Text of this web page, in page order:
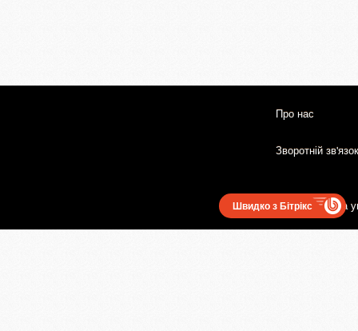
Про нас
Зворотній зв'язок
Користувацька
Швидко з Бітрікс